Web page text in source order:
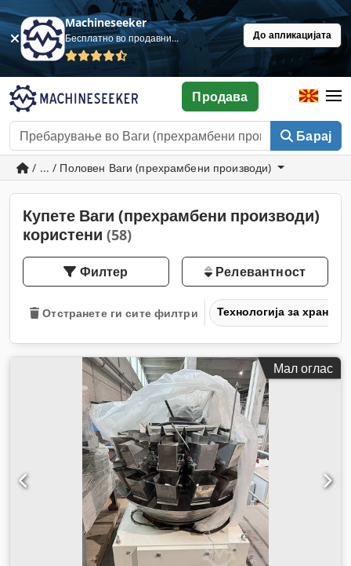
Machineseeker
Бесплатно во продавница До апликацијата
Барај
Продава
/ ... / Половен Ваги (прехрамбени производи)
Купете Ваги (прехрамбени производи)
користени (58)
Филтер Релевантност
Отстранете ги сите филтри Технологија за храна
Мал оглас